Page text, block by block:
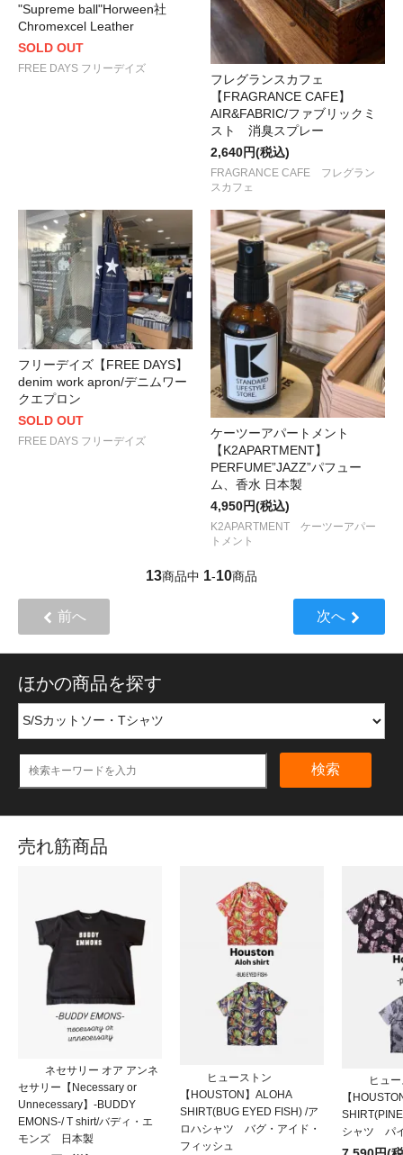
"Supreme ball"Horween社
Chromexcel Leather
SOLD OUT
FREE DAYS フリーデイズ
フレグランスカフェ
【FRAGRANCE CAFE】
AIR&FABRIC/ファブリックミ
スト 消臭スプレー
2,640円(税込)
FRAGRANCE CAFE フレグラン
スカフェ
フリーデイズ【FREE DAYS】
denim work apron/デニムワー
クエプロン
SOLD OUT
FREE DAYS フリーデイズ
ケーツーアパートメント
【K2APARTMENT】
PERFUME”JAZZ”パフュー
ム、香水 日本製
4,950円(税込)
K2APARTMENT ケーツーアパー
トメント
13商品中 1-10商品
前へ 次へ
ほかの商品を探す
検索
売れ筋商品
ネセサリー オア アンネ
セサリー【Necessary or
Unnecessary】-BUDDY
EMONS-/ T shirt/バディ・エ
モンズ 日本製
ヒューストン
【HOUSTON】ALOHA
SHIRT(BUG EYED FISH) /ア
ロハシャツ バグ・アイド・
フィッシュ
ヒュ
【
シャツ パ